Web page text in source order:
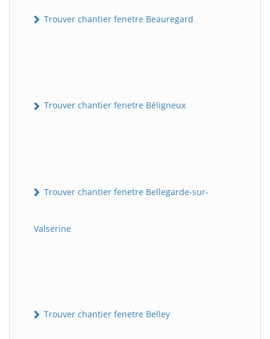
Trouver chantier fenetre Beauregard
Trouver chantier fenetre Béligneux
Trouver chantier fenetre Bellegarde-sur-
Valserine
Trouver chantier fenetre Belley